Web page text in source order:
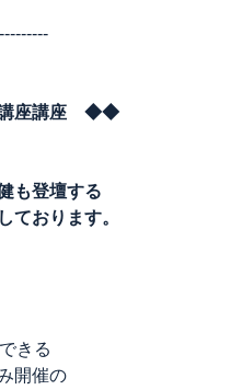
講座講座 ◆◆
も登壇する
ております。
きる
開催の